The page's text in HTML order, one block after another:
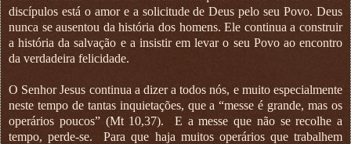
discípulos está o amor e a solicitude de Deus pelo seu Povo. Deus
nunca se ausentou da história dos homens. Ele continua a construir
a história da salvação e a insistir em levar o seu Povo ao encontro
da verdadeira felicidade.
O Senhor Jesus continua a dizer a todos nós, e muito especialmente
neste tempo de tantas inquietações, que a “messe é grande, mas os
operários poucos” (Mt 10,37).
E a messe que não se recolhe a
tempo, perde-se.
Para que haja muitos operários que trabalhem